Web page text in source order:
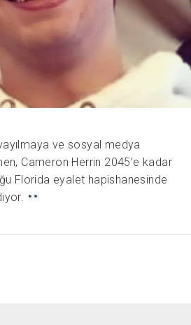
ve sosyal medya
Cameron Herrin 2045’e kadar
Florida eyalet hapishanesinde